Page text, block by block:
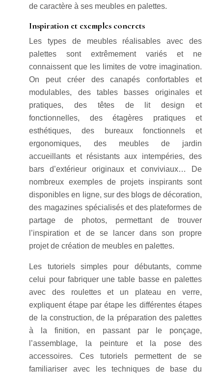
de caractère à ses meubles en palettes.
Inspiration et exemples concrets
Les types de meubles réalisables avec des
palettes sont extrêmement variés et ne
connaissent que les limites de votre imagination.
On peut créer des canapés confortables et
modulables, des tables basses originales et
pratiques, des têtes de lit design et
fonctionnelles, des étagères pratiques et
esthétiques, des bureaux fonctionnels et
ergonomiques, des meubles de jardin
accueillants et résistants aux intempéries, des
bars d’extérieur originaux et conviviaux… De
nombreux exemples de projets inspirants sont
disponibles en ligne, sur des blogs de décoration,
des magazines spécialisés et des plateformes de
partage de photos, permettant de trouver
l’inspiration et de se lancer dans son propre
projet de création de meubles en palettes.
Les tutoriels simples pour débutants, comme
celui pour fabriquer une table basse en palettes
avec des roulettes et un plateau en verre,
expliquent étape par étape les différentes étapes
de la construction, de la préparation des palettes
à la finition, en passant par le ponçage,
l’assemblage, la peinture et la pose des
accessoires. Ces tutoriels permettent de se
familiariser avec les techniques de base du